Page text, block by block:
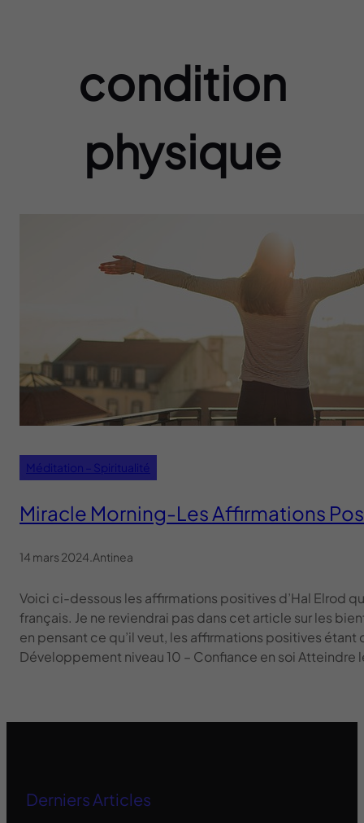
condition
physique
Méditation – Spiritualité
Miracle Morning-Les Affirmations
14 mars 2024 Antinea
Voici ci-dessous les affirmations positives d’Hal Elrod
français. Je ne reviendrai pas dans cet article sur les
en pensant ce qu’il veut, les affirmations positives
Développement niveau 10 – Confiance en soi Atteindre
Derniers Articles